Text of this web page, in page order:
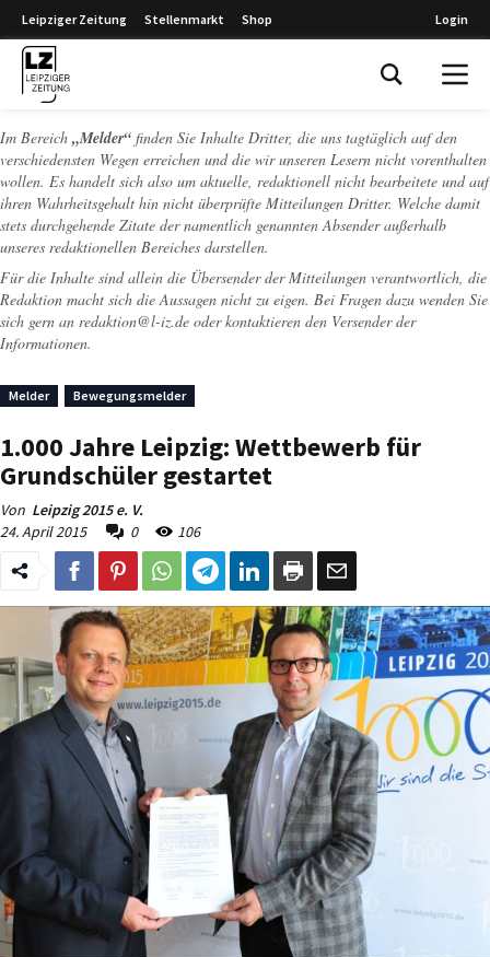
Leipziger Zeitung Stellenmarkt Shop Login
Im Bereich „Melder“ finden Sie Inhalte Dritter, die uns tagtäglich auf den
verschiedensten Wegen erreichen und die wir unseren Lesern nicht vorenthalten
wollen. Es handelt sich also um aktuelle, redaktionell nicht bearbeitete und auf
ihren Wahrheitsgehalt hin nicht überprüfte Mitteilungen Dritter. Welche damit
stets durchgehende Zitate der namentlich genannten Absender außerhalb
unseres redaktionellen Bereiches darstellen.
Für die Inhalte sind allein die Übersender der Mitteilungen verantwortlich, die
Redaktion macht sich die Aussagen nicht zu eigen. Bei Fragen dazu wenden Sie
sich gern an redaktion@l-iz.de oder kontaktieren den Versender der
Informationen.
Melder Bewegungsmelder
1.000 Jahre Leipzig: Wettbewerb für
Grundschüler gestartet
Von Leipzig 2015 e. V.
24. April 2015
0 106